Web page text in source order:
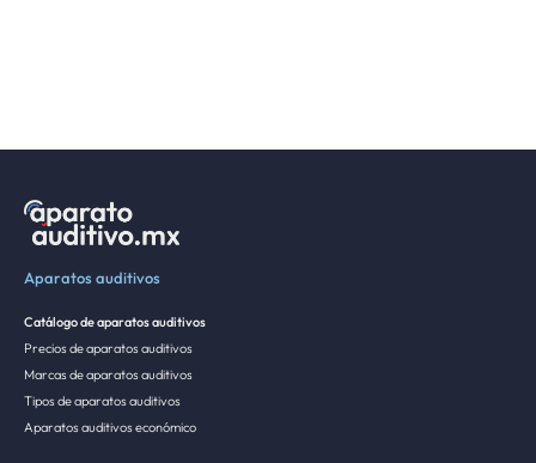
Aparatos auditivos
Catálogo de aparatos auditivos
Precios de aparatos auditivos
Marcas de aparatos auditivos
Tipos de aparatos auditivos
Aparatos auditivos económico